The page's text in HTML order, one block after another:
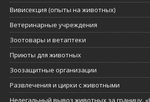
Вивисекция (опыты на животных)
Ветеринарные учреждения
Зоотовары и ветаптеки
Приюты для животных
Зоозащитные организации
Развлечения и цирки с животными
Нелегальный вывоз животных за границу.